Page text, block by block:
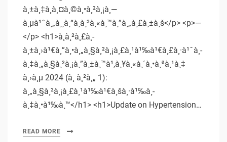
à¸±à¸‡à¸à¸¤à¸©à¸•à¸²à¸¡à¸—
à¸µà¹ˆà¸„à¸¸à¸“à¸à¸³à¸«à¸™à¸”à¸„à¸£à¸±à¸š</p> <p>—
</p> <h1>à¸à¸²à¸£à¸­
à¸±à¸›à¹€à¸”à¸•à¸„à¸§à¸²à¸¡à¸£à¸¹à¹‰à¹€à¸£à¸·à¹ˆà¸­
à¸‡à¸„à¸§à¸²à¸¡à¸”à¸±à¸™à¹‚à¸¥à¸«à¸´à¸•à¸ªà¸¹à¸‡
à¸›à¸µ 2024 (à¸ à¸²à¸„ 1):
à¸„à¸§à¸²à¸¡à¸£à¸¹à¹‰à¹€à¸šà¸·à¹‰à¸­
à¸‡à¸•à¹‰à¸™</h1> <h1>Update on Hypertension…
READ MORE